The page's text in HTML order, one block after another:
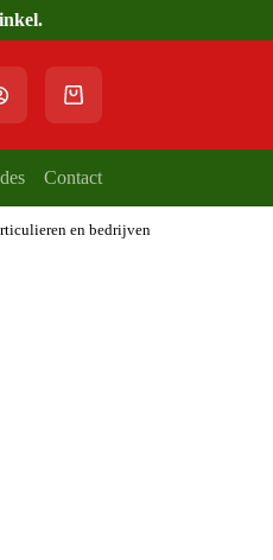
Winkelwagen
Contact
en bedrijven